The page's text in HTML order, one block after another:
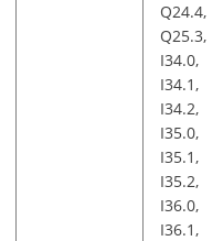
Q24.4,
Q25.3,
I34.0,
I34.1,
I34.2,
I35.0,
I35.1,
I35.2,
I36.0,
I36.1,